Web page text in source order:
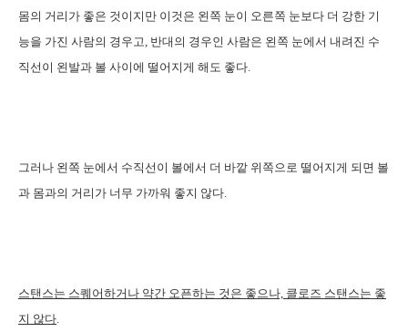
몸의 거리가 좋은 것이지만 이것은 왼쪽 눈이 오른쪽 눈보다 더 강한 기
능을 가진 사람의 경우고, 반대의 경우인 사람은 왼쪽 눈에서 내려진 수
직선이 왼발과 볼 사이에 떨어지게 해도 좋다.
그러나 왼쪽 눈에서 수직선이 볼에서 더 바깥 위쪽으로 떨어지게 되면 볼
과 몸과의 거리가 너무 가까워 좋지 않다.
스탠스는 스퀘어하거나 약간 오픈하는 것은 좋으나, 클로즈 스탠스는 좋
지 않다